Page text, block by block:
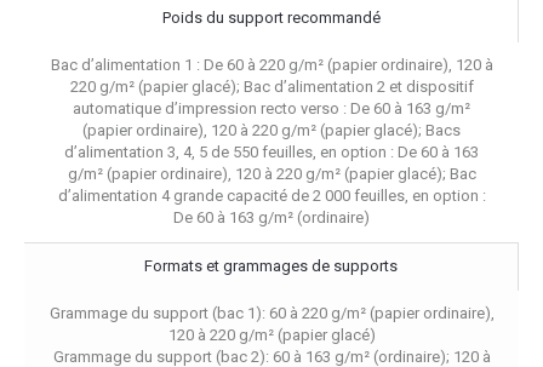
Poids du support recommandé
Bac d’alimentation 1 : De 60 à 220 g/m² (papier ordinaire), 120 à
220 g/m² (papier glacé); Bac d’alimentation 2 et dispositif
automatique d’impression recto verso : De 60 à 163 g/m²
(papier ordinaire), 120 à 220 g/m² (papier glacé); Bacs
d’alimentation 3, 4, 5 de 550 feuilles, en option : De 60 à 163
g/m² (papier ordinaire), 120 à 220 g/m² (papier glacé); Bac
d’alimentation 4 grande capacité de 2 000 feuilles, en option :
De 60 à 163 g/m² (ordinaire)
Formats et grammages de supports
Grammage du support (bac 1): 60 à 220 g/m² (papier ordinaire),
120 à 220 g/m² (papier glacé)
Grammage du support (bac 2): 60 à 163 g/m² (ordinaire); 120 à